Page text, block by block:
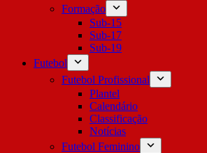
Formação
Sub-15
Sub-17
Sub-19
Futebol
Futebol Profissional
Plantel
Calendário
Classificação
Notícias
Futebol Feminino